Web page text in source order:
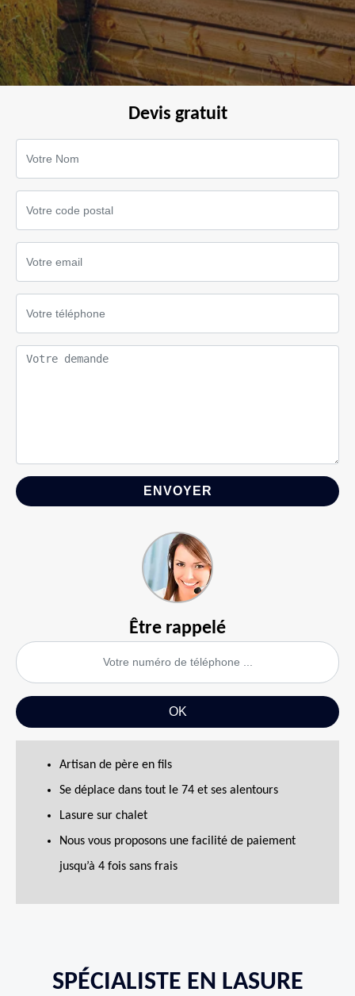
Devis gratuit
Être rappelé
Artisan de père en fils
Se déplace dans tout le 74 et ses alentours
Lasure sur chalet
Nous vous proposons une facilité de paiement
jusqu’à 4 fois sans frais
SPÉCIALISTE EN LASURE